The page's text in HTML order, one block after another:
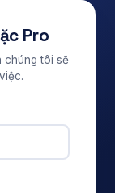
Pro
chúng tôi sẽ